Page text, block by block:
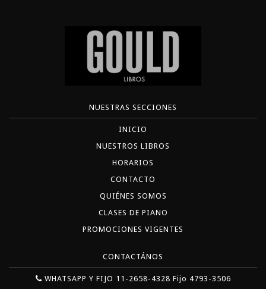
NUESTRAS SECCIONES
INICIO
NUESTROS LIBROS
HORARIOS
CONTACTO
QUIÉNES SOMOS
CLASES DE PIANO
PROMOCIONES VIGENTES
CONTACTÁNOS
WHATSAPP Y FIJO 11-2658-4328 Fijo 4793-3506